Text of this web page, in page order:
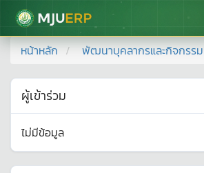
มหาวิทยาลัยแม่โจ้
หน้าหลัก พัฒนาบุคลากรและกิจกรรม
ผู้เข้าร่วม
ไม่มีข้อมูล